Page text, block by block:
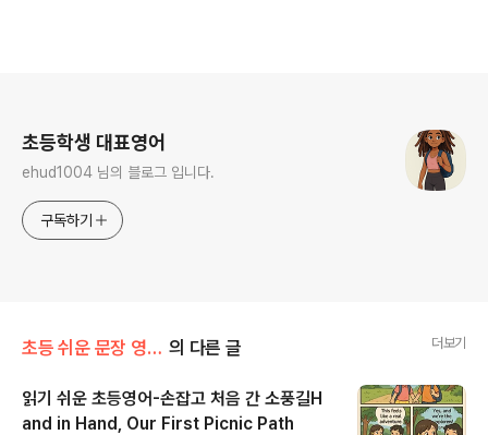
초등학생 대표영어
ehud1004 님의 블로그 입니다.
구독하기
초등 쉬운 문장 영 단어 800개로 의 다른 글 더보기
읽기 쉬운 초등영어-손잡고 처음 간 소풍길H
and in Hand, Our First Picnic Path